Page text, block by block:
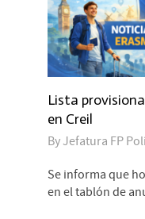
Lista
en Creil
ByJefatura FP
Se informa que
en el tablón de